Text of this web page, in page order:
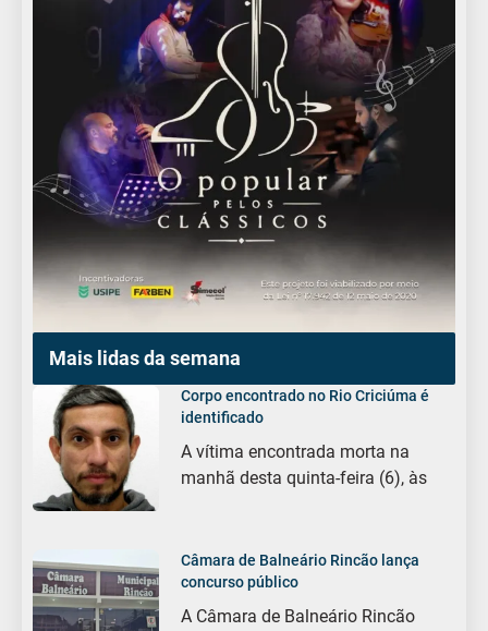
Mais lidas da semana
Corpo encontrado no Rio Criciúma é
identificado
A vítima encontrada morta na
manhã desta quinta-feira (6), às
Câmara de Balneário Rincão lança
concurso público
A Câmara de Balneário Rincão